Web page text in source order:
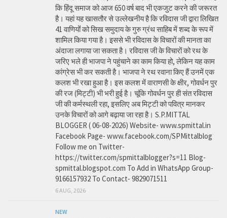
कि हिंदू समाज को आज 650 वर्ष बाद भी एकजुट करने की जरूरत
है। यहां यह खासतौर से उल्लेखनीय है कि रविदास जी द्वारा लिखित
41 वाणियोंं को सिख समुदाय के गुरु ग्रंथ साहिब में शब्द के रूप में
शामिल किया गया है। इससे भी रविदास के विचारों की मानता का
अंदाजा लगाया जा सकता है। रविदास जी के विचारों को रथ के
जरिए भले ही भाजपा ने पहुंचाने का काम किया हो, लेकिन यह काम
कांग्रेस भी कर सकती है। भाजपा ने रथ रवाना किए हैं उनमें एक
कलश भी रखा हुआ है। इस कलश में वाराणसी के क्षीर, गोवर्धन पुर
की रज (मिट्टी) भी भरी हुई है। चूंकि गोवर्धन पुर ही संत रविदास
जी की कर्मस्थली रहा, इसलिए अब मिट्टी को पवित्र मानकर
उनके विचारों को आगे बढ़ाया जा रहा है। S.P.MITTAL
BLOGGER ( 06-08-2026) Website- www.spmittal.in
Facebook Page- www.facebook.com/SPMittalblog
Follow me on Twitter-
https://twitter.com/spmittalblogger?s=11 Blog-
spmittal.blogspot.com To Add in WhatsApp Group-
9166157932 To Contact- 9829071511
6 AUG, 2026
NEW